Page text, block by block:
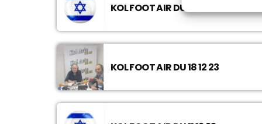
KOL FOOT AIR DU 11 03 24
KOL FOOT AIR DU 18 12 23